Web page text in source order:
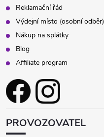
Reklamační řád
Výdejní místo (osobní odběr)
Nákup na splátky
Blog
Affiliate program
PROVOZOVATEL